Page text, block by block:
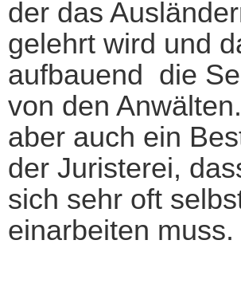
der das
gelehrt wird und
aufbauend die
von den
aber auch ein
der Juristerei,
sich sehr oft
einarbeiten muss.